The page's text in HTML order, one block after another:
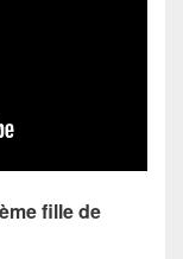
fille de